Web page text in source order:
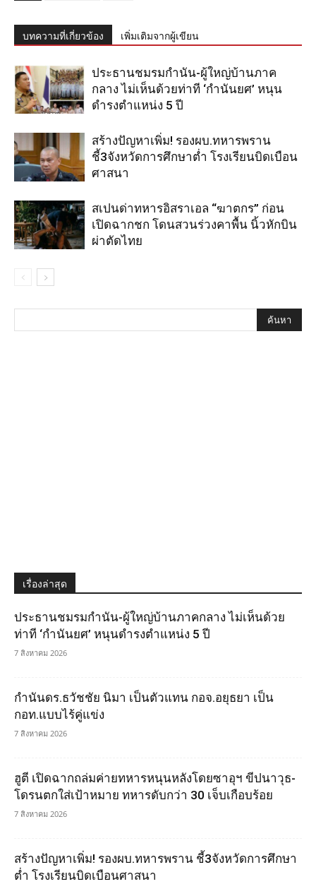
บทความที่เกี่ยวข้อง เพิ่มเติมจากผู้เขียน
ประธานชมรมกำนัน-ผู้ใหญ่บ้านภาค
กลาง ไม่เห็นด้วยท่าที ‘กำนันยศ’ หนุน
ดำรงตำแหน่ง 5 ปี
สร้างปัญหาเพิ่ม! รองผบ.ทหารพราน
ชี้3จังหวัดการศึกษาต่ำ โรงเรียนบิดเบือน
ศาสนา
สเปนด่าทหารอิสราเอล “ฆาตกร” ก่อน
เปิดฉากชก โดนสวนร่วงคาพื้น นิ้วหักบิน
ผ่าตัดไทย
เรื่องล่าสุด
ประธานชมรมกำนัน-ผู้ใหญ่บ้านภาคกลาง ไม่เห็นด้วย
ท่าที ‘กำนันยศ’ หนุนดำรงตำแหน่ง 5 ปี
7 สิงหาคม 2026
กำนันดร.ธวัชชัย นิมา เป็นตัวแทน กอจ.อยุธยา เป็น
กอท.แบบไร้คู่แข่ง
7 สิงหาคม 2026
ฮูตี เปิดฉากถล่มค่ายทหารหนุนหลังโดยซาอุฯ ขีปนาวุธ-
โดรนตกใส่เป้าหมาย ทหารดับกว่า 30 เจ็บเกือบร้อย
7 สิงหาคม 2026
สร้างปัญหาเพิ่ม! รองผบ.ทหารพราน ชี้3จังหวัดการศึกษา
ต่ำ โรงเรียนบิดเบือนศาสนา